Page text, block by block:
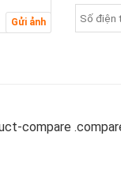
Gửi ảnh